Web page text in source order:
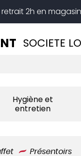
2h en magasin
SOCIETE
Hygiène et
entretien
Présentoirs